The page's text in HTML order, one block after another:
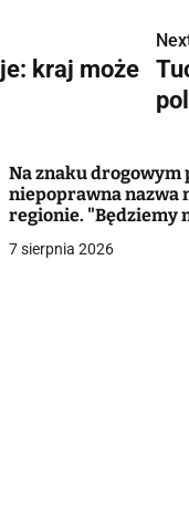
kraj może
Na znaku drogowym
niepoprawna nazwa
regionie. "Będziemy
7 sierpnia 2026